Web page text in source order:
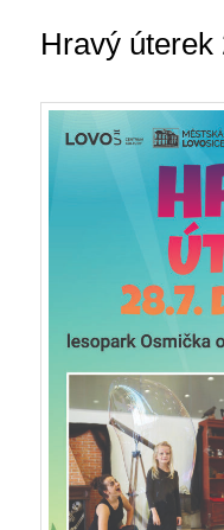
Hravý úterek